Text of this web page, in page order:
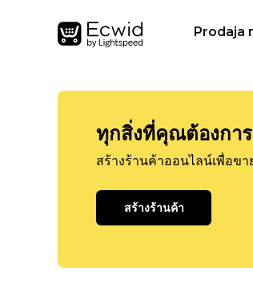
Prodaja
ทุกสิ่งที่คุณต้องกา
สร้างร้านค้าออนไลน์เพื่อข
สร้างร้านค้า